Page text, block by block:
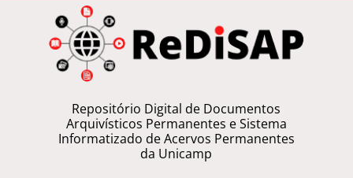
Repositório Digital de Documentos
Arquivísticos Permanentes e Sistema
Informatizado de Acervos Permanentes
da Unicamp